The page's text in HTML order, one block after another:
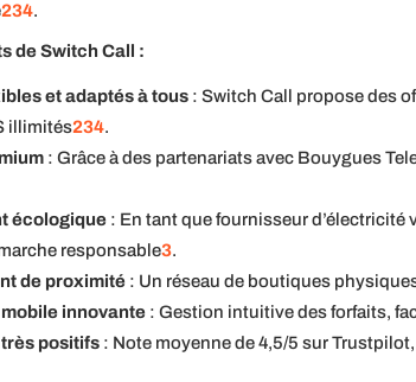
234.
de Switch Call :
et adaptés à tous : Switch Call propose des
illimités234.
: Grâce à des partenariats avec Bouygues
écologique : En tant que fournisseur
responsable3.
de proximité : Un réseau de boutiques
innovante : Gestion intuitive des forfaits,
positifs : Note moyenne de 4,5/5 sur